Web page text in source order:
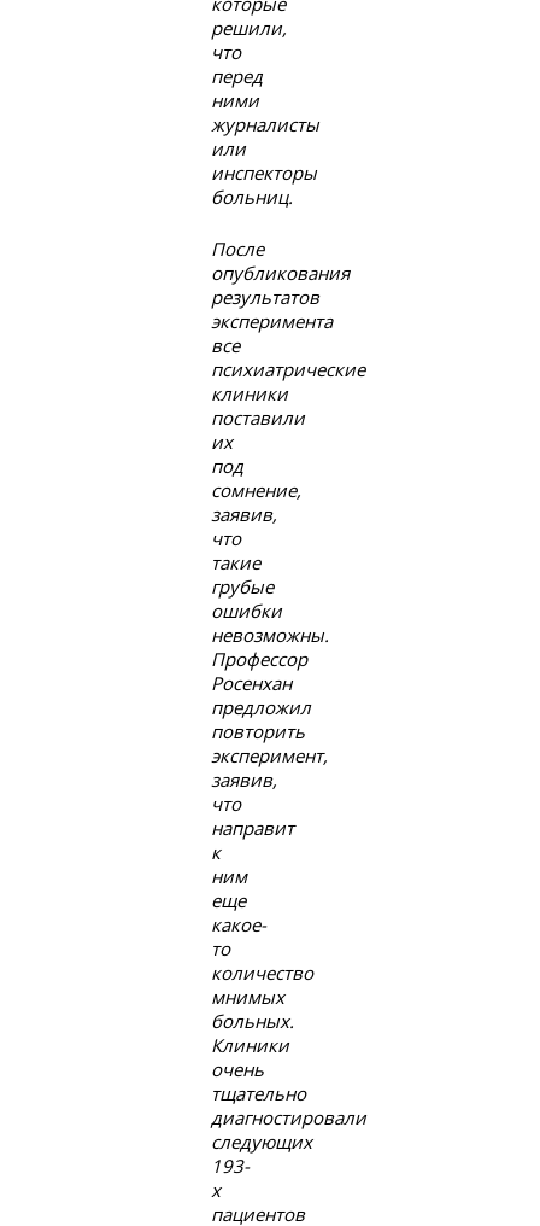
решили,
что
перед
ними
журналисты
или
инспекторы
больниц.
После
опубликования
результатов
эксперимента
все
психиатрические
клиники
поставили
их
под
сомнение,
заявив,
что
такие
грубые
ошибки
невозможны.
Профессор
Росенхан
предложил
повторить
эксперимент,
заявив,
что
направит
к
ним
еще
какое-
то
количество
мнимых
больных.
Клиники
очень
тщательно
диагностировали
следующих
193-
х
пациентов